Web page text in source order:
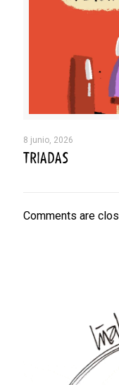
8 junio, 2026
TRIADAS
Comments are